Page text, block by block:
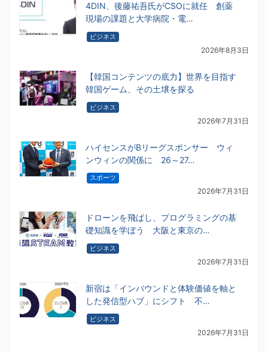
4DIN、後藤祐吾氏がCSOに就任 創薬
現場の課題と大学病院・電…
ビジネス
2026年8月3日
【韓国コンテンツの底力】世界を目指す
韓国ゲーム、その土壌を探る
ビジネス
2026年7月31日
ハイセンスがBリーグスポンサー ウィ
ンウィンの関係に 26～27…
スポーツ
2026年7月31日
ドローンを飛ばし、プログラミングの基
礎知識を学ぼう 大阪と東京の…
ビジネス
2026年7月31日
新宿は「インバウンドと体験価値を軸と
した発信型ハブ」にシフト 不…
ビジネス
2026年7月31日